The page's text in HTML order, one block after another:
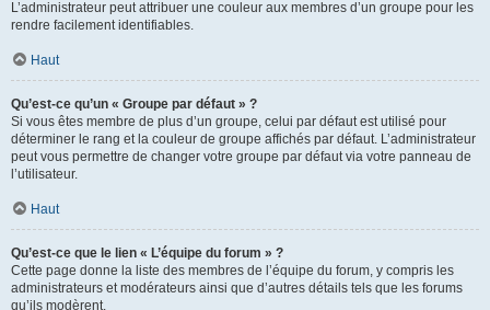
L’administrateur peut attribuer une couleur aux membres d’un groupe pour les
rendre facilement identifiables.
Haut
Qu’est-ce qu’un « Groupe par défaut » ?
Si vous êtes membre de plus d’un groupe, celui par défaut est utilisé pour
déterminer le rang et la couleur de groupe affichés par défaut. L’administrateur
peut vous permettre de changer votre groupe par défaut via votre panneau de
l’utilisateur.
Haut
Qu’est-ce que le lien « L’équipe du forum » ?
Cette page donne la liste des membres de l’équipe du forum, y compris les
administrateurs et modérateurs ainsi que d’autres détails tels que les forums
qu’ils modèrent.